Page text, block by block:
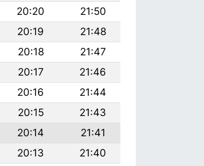
20:20
21:50
20:19
21:48
20:18
21:47
20:17
21:46
20:16
21:44
20:15
21:43
20:14
21:41
20:13
21:40